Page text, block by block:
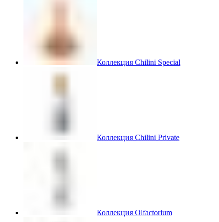
Коллекция Chilini Special
Коллекция Chilini Private
Коллекция Olfactorium